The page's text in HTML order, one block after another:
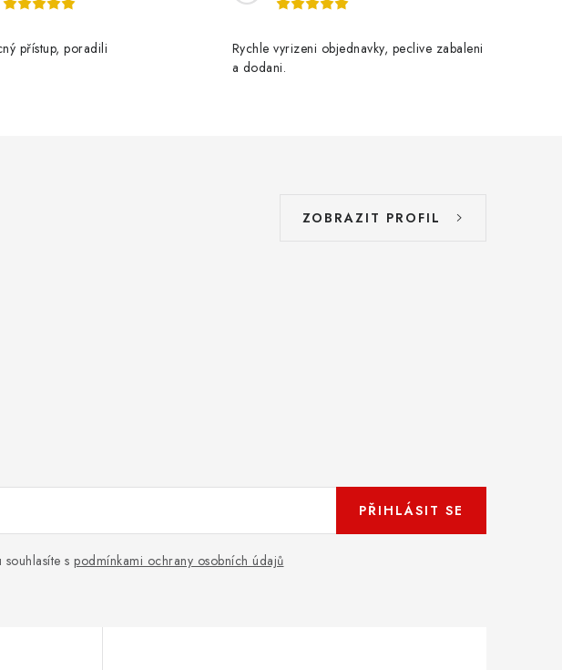
přístup, poradili
Rychle vyrizeni objednavky, peclive zabaleni
a dodani.
ZOBRAZIT PROFIL
s podmínkami ochrany osobních údajů
PŘIHLÁSIT SE